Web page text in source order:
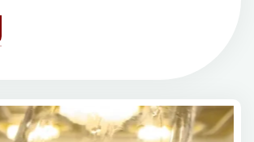
Moraitis